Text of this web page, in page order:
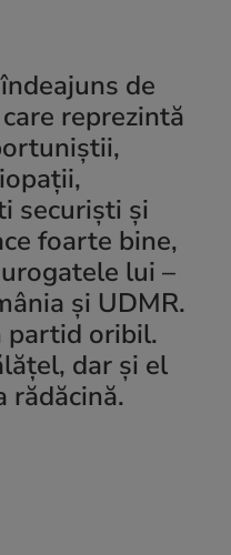
de
reprezintă
securiști și
foarte bine,
lui –
și UDMR.
partid oribil.
dar și el
rădăcină.